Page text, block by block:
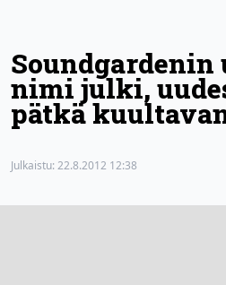
nimi julki,
pätkä
Julkaistu: 22.8.2012 12:38